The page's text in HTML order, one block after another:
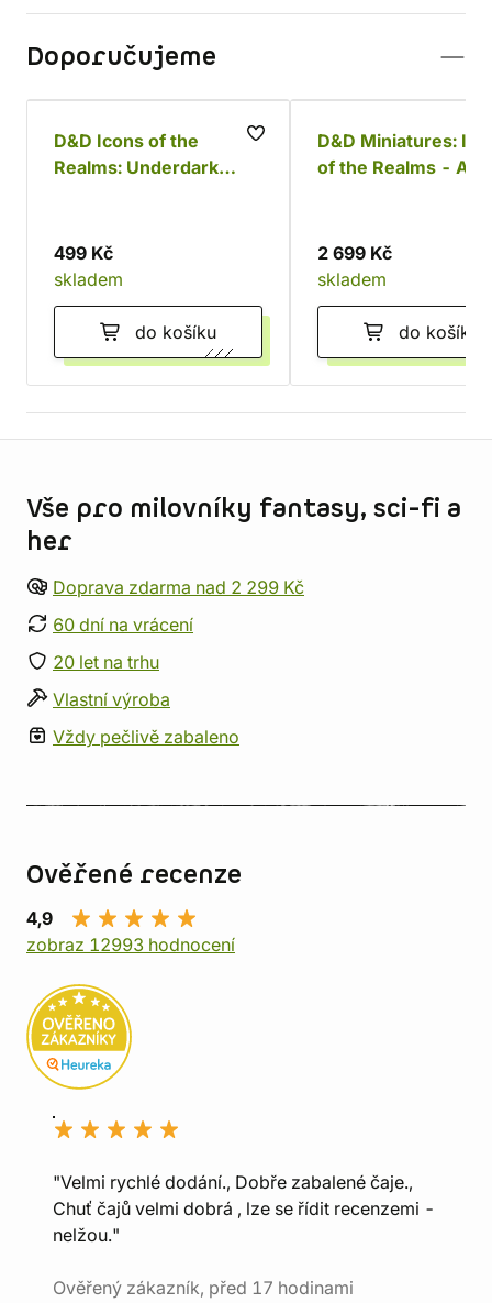
Doporučujeme
D&D Icons of the
Realms: Underdark
499 Kč
skladem
do košíku
D&D Miniatures:
of the Realms -
2 699 Kč
skladem
do košíku
Vše pro milovníky fantasy, sci-fi a
her
Doprava zdarma nad 2 299 Kč
60 dní na vrácení
20 let na trhu
Vlastní výroba
Vždy pečlivě zabaleno
Ověřené recenze
4,9
zobraz 12993 hodnocení
"Velmi rychlé dodání., Dobře zabalené čaje.,
Chuť čajů velmi dobrá , lze se řídit recenzemi -
nelžou."
Ověřený zákazník, před 17 hodinami